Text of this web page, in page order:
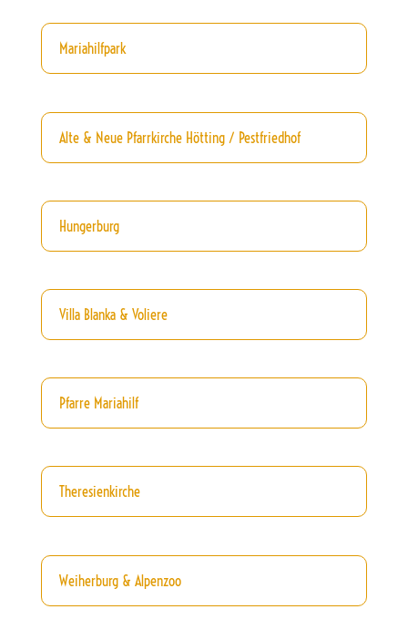
Mariahilfpark
Alte & Neue Pfarrkirche Hötting / Pestfriedhof
Hungerburg
Villa Blanka & Voliere
Pfarre Mariahilf
Theresienkirche
Weiherburg & Alpenzoo